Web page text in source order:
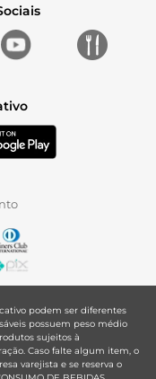
podem ser diferentes
possuem peso médio
sujeitos à
Caso falte algum item, o
varejista e se reserva o